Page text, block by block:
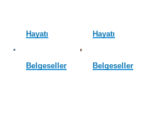
Hayatı
Belgeseller
Hayatı
Belgeseller